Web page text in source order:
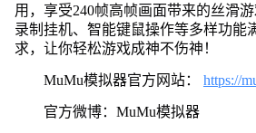
用，享受240帧高帧画面带来的丝滑
录制挂机、智能键鼠操作等多样功能
求，让你轻松游戏成神不伤神！
MuMu模拟器官方网站： https://
官方微博：MuMu模拟器